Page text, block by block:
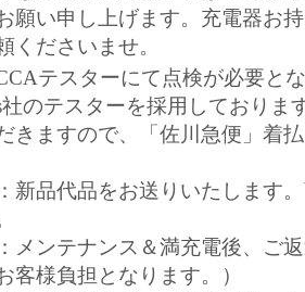
願い申し上げます。充電器お
くださいませ。
テスターにて点検が必要と
のテスターを採用しておりま
きますので、「佐川急便」着
新品代品をお送りいたします
メンテナンス＆満充電後、ご
客様負担となります。）